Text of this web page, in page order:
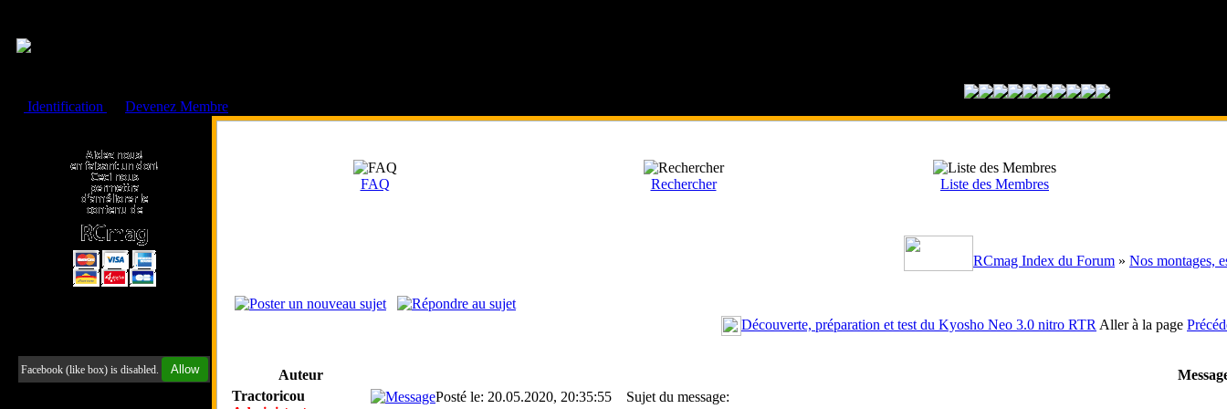
Identification
Devenez Membre
Facebook (like box) is disabled. Allow
FAQ Rechercher Liste des Membres
RCmag Index du Forum » Nos montages,
Découverte, préparation et test du Kyosho Neo 3.0 nitro RTR Aller à la page
Auteur
Tractoricou
Posté le: 20.05.2020, 20:35:55 Sujet du message: